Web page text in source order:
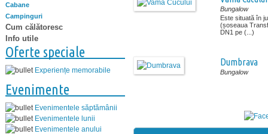
Cabane
Campinguri
Cum călătoresc
Info utile
Oferte speciale
Experiențe memorabile
Evenimente
Evenimentele săptămânii
Evenimentele lunii
Evenimentele anului
Bungalow
Este situată în
(șoseaua
DN1 pe (...)
Dumbrava
Bungalow